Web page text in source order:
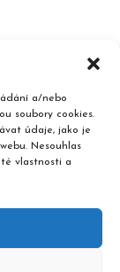
a/nebo
soubory cookies.
údaje, jako je
Nesouhlas
vlastnosti a